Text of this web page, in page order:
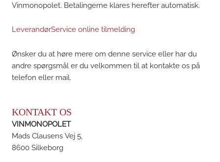
Vinmonopolet. Betalingerne klares herefter automatisk.
LeverandørService online tilmelding
Ønsker du at høre mere om denne service eller har du
andre spørgsmål er du velkommen til at kontakte os på
telefon eller mail.
KONTAKT OS
VINMONOPOLET
Mads Clausens Vej 5,
8600 Silkeborg